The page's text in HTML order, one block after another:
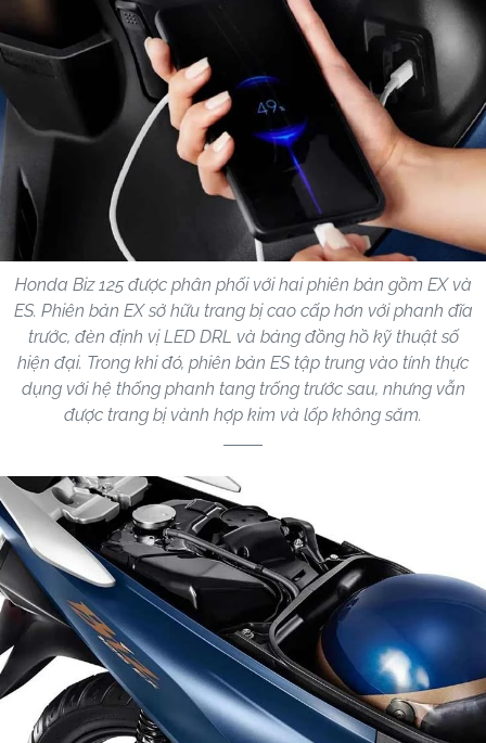
Honda Biz 125 được phân phối với hai phiên bản gồm EX và
ES. Phiên bản EX sở hữu trang bị cao cấp hơn với phanh đĩa
trước, đèn định vị LED DRL và bảng đồng hồ kỹ thuật số
hiện đại. Trong khi đó, phiên bản ES tập trung vào tính thực
dụng với hệ thống phanh tang trống trước sau, nhưng vẫn
được trang bị vành hợp kim và lốp không săm.